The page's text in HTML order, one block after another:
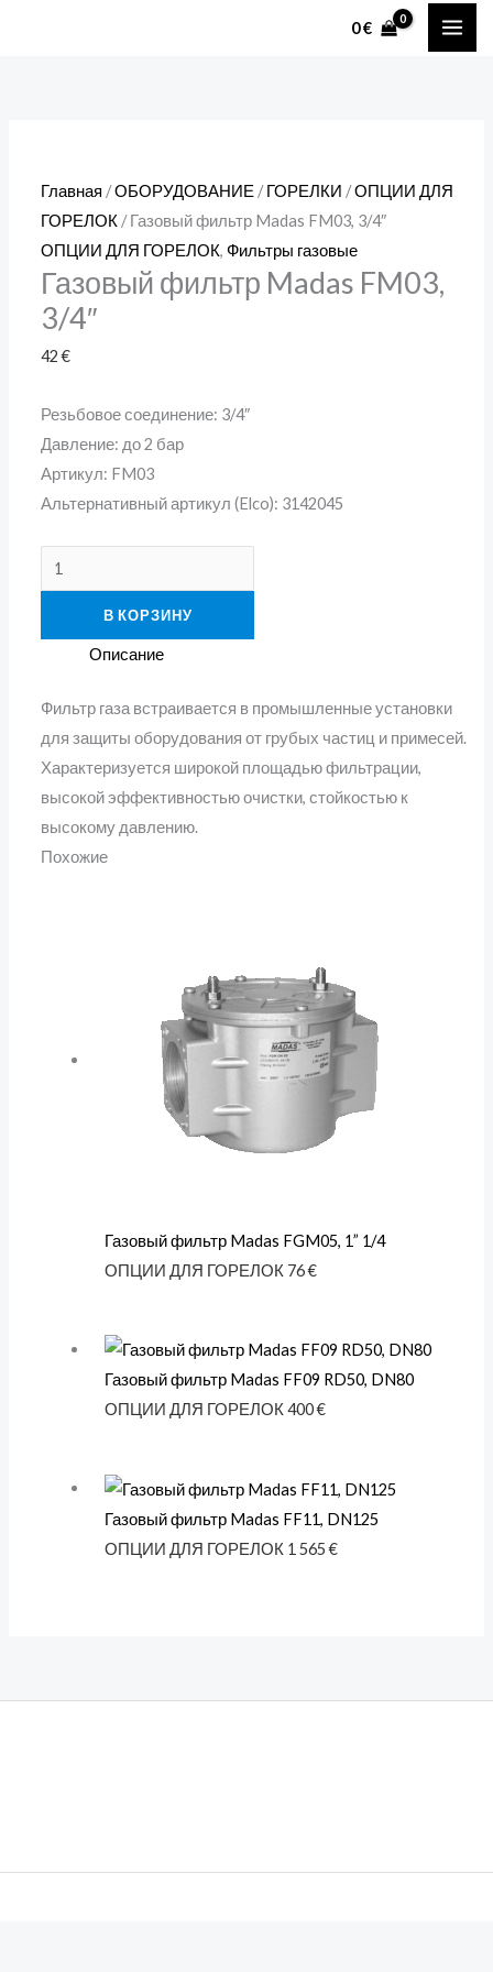
0€
Главная /ОБОРУДОВАНИЕ /ГОРЕЛКИ /ОПЦИИ ДЛЯ
ГОРЕЛОК / Газовый фильтр Madas FM03, 3/4″
ОПЦИИ ДЛЯ ГОРЕЛОК,Фильтры газовые
Газовый фильтр Madas FM03,
3/4″
42€
Резьбовое соединение: 3/4″
Давление: до 2 бар
Артикул: FM03
Альтернативный артикул (Elco): 3142045
3/4″
В КОРЗИНУ
Описание
Фильтр газа встраивается в промышленные установки
для защиты оборудования от грубых частиц и примесей.
Характеризуется широкой площадью фильтрации,
высокой эффективностью очистки, стойкостью к
высокому давлению.
Похожие
Газовый фильтр Madas FGM05, 1” 1/4
ОПЦИИ ДЛЯ ГОРЕЛОК 76€
Газовый фильтр Madas FF09 RD50, DN80
ОПЦИИ ДЛЯ ГОРЕЛОК400€
Газовый фильтр Madas FF11, DN125
ОПЦИИ ДЛЯ ГОРЕЛОК 1 565€